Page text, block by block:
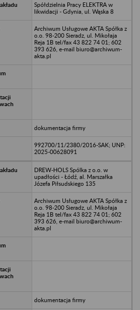
Spółdzielnia Pracy ELEKTRA w
likwidacji - Gdynia, ul. Wąska 8
Archiwum Usługowe AKTA Spółka z
o.o. 98-200 Sieradz, ul. Mikołaja
Reja 1B tel/fax 43 822 74 01; 602
393 626, e-mail biuro@archiwum-
akta.pl
dokumentacja firmy
992700/11/2380/2016-SAK; UNP:
2025-00628091
DREW-HOLS Spólka z o.o. w
upadłości - Łódź, al. Marszałka
Józefa Piłsudskiego 135
Archiwum Usługowe AKTA Spółka z
o.o. 98-200 Sieradz, ul. Mikołaja
Reja 1B tel/fax 43 822 74 01; 602
393 626, e-mail biuro@archiwum-
akta.pl
dokumentacja firmy